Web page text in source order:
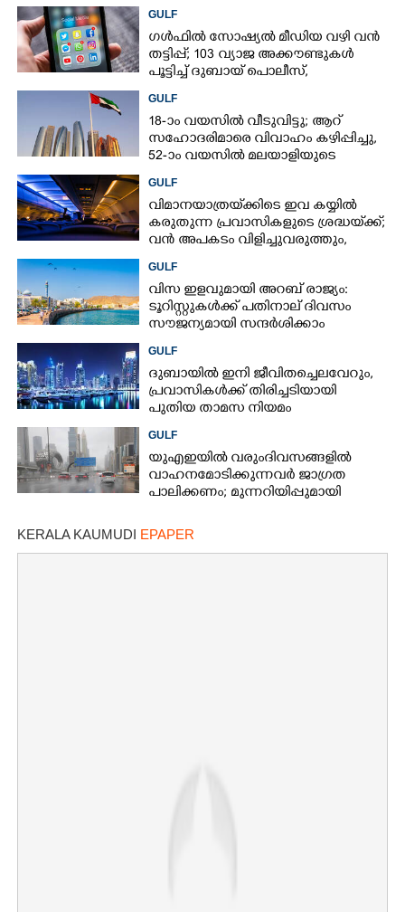
GULF
ഗൾഫിൽ സോഷ്യൽ മീഡിയ വഴി വൻ
തട്ടിപ്പ്; 103 വ്യാജ അക്കൗണ്ടുകൾ
പൂട്ടിച്ച് ദുബായ് പൊലീസ്,
GULF
18-ാം വയസിൽ വീടുവിട്ടു; ആറ്
സഹോദരിമാരെ വിവാഹം കഴിപ്പിച്ചു,
52-ാം വയസിൽ മലയാളിയുടെ
GULF
വിമാനയാത്രയ്‌ക്കിടെ ഇവ കയ്യിൽ
കരുതുന്ന പ്രവാസികളുടെ ശ്രദ്ധയ്‌ക്ക്;
വൻ അപകടം വിളിച്ചുവരുത്തും,
GULF
വിസ ഇളവുമായി അറബ് രാജ്യം:
ടൂറിസ്റ്റുകൾക്ക് പതിനാല് ദിവസം
സൗജന്യമായി സന്ദർശിക്കാം
GULF
ദുബായിൽ ഇനി ജീവിതച്ചെലവേറും,​
പ്രവാസികൾക്ക് തിരിച്ചടിയായി
പുതിയ താമസ നിയമം
GULF
യുഎഇയിൽ വരുംദിവസങ്ങളിൽ
വാഹനമോടിക്കുന്നവർ ജാഗ്രത
പാലിക്കണം; മുന്നറിയിപ്പുമായി
KERALA KAUMUDI EPAPER